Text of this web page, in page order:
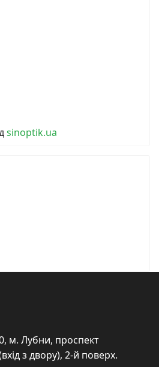
sinoptik.ua
м. Лубни, проспект
з двору), 2-й поверх.